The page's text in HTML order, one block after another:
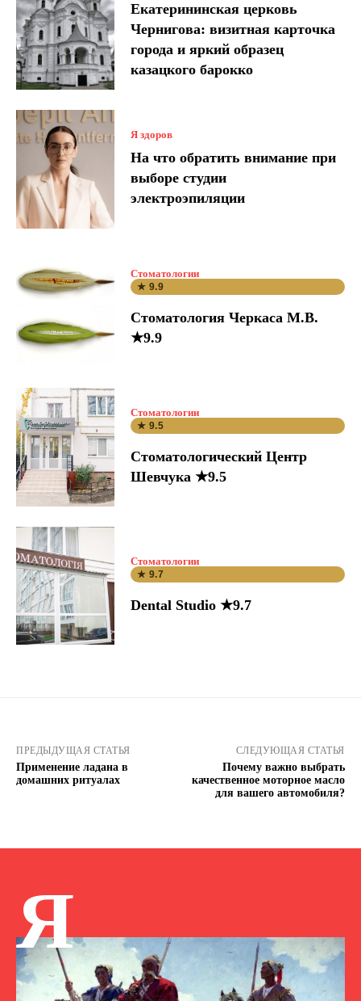
Екатерининская церковь
Чернигова: визитная карточка
города и яркий образец
казацкого барокко
Я здоров
На что обратить внимание при
выборе студии
электроэпиляции
Стоматологии
★ 9.9
Стоматология Черкаса М.В.
★9.9
Стоматологии
★ 9.5
Стоматологический Центр
Шевчука ★9.5
Стоматологии
★ 9.7
Dental Studio ★9.7
ПРЕДЫДУЩАЯ СТАТЬЯ
Применение ладана в
домашних ритуалах
СЛЕДУЮЩАЯ СТАТЬЯ
Почему важно выбрать
качественное моторное масло
для вашего автомобиля?
Я